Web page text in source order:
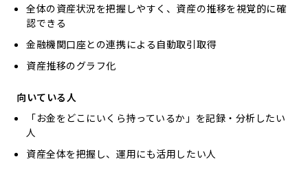
全体の資産状況を把握しやすく、資産の推移を視覚的に確
認できる
金融機関口座との連携による自動取引取得
資産推移のグラフ化
向いている人
「お金をどこにいくら持っているか」を記録・分析したい
人
資産全体を把握し、運用にも活用したい人